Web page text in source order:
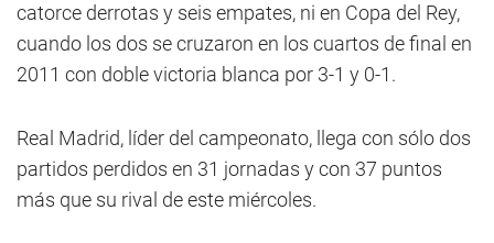
catorce derrotas y seis empates, ni en Copa del Rey,
cuando los dos se cruzaron en los cuartos de final en
2011 con doble victoria blanca por 3-1 y 0-1.
Real Madrid, líder del campeonato, llega con sólo dos
partidos perdidos en 31 jornadas y con 37 puntos
más que su rival de este miércoles.